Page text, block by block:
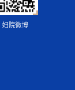
妇院微博